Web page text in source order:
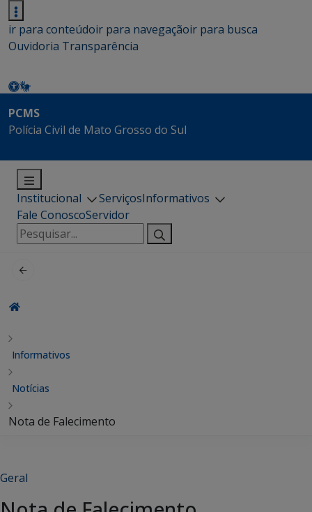
ir para conteúdoir para navegaçãoir para busca
Ouvidoria Transparência
PCMS
Polícia Civil de Mato Grosso do Sul
Institucional ServiçosInformativos
Fale ConoscoServidor
Pesquisar
por:
Informativos
Notícias
Nota de Falecimento
Geral